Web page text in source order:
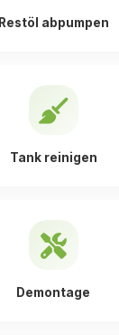
Restöl abpumpen
Tank reinigen
Demontage